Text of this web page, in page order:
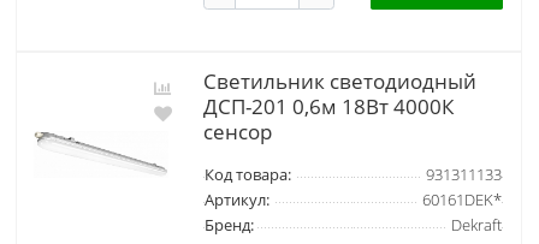
Светильник светодиодный
ДСП-201 0,6м 18Вт 4000К
сенсор
Код товара:
931311133
Артикул:
60161DEK*
Бренд:
Dekraft